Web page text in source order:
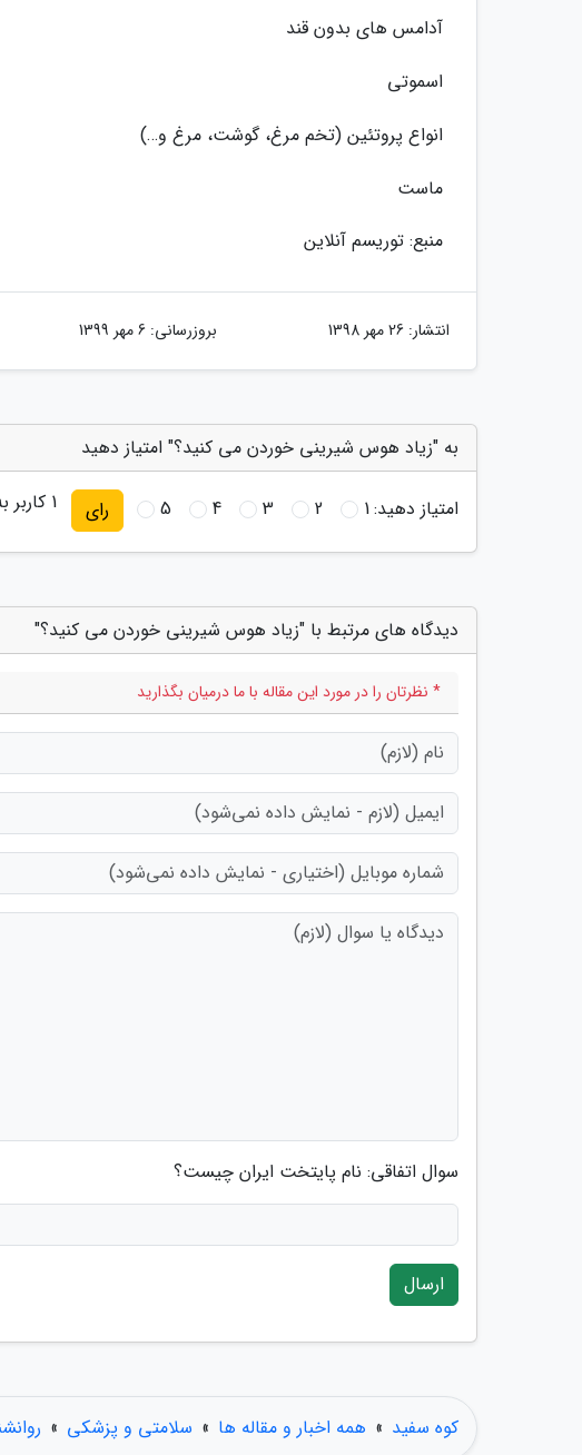
آدامس های بدون قند
اسموتی
انواع پروتئین (تخم مرغ، گوشت، مرغ و…)
ماست
منبع: توریسم آنلاین
انتشار: 26 مهر 1398 بروزرسانی: 6 مهر 1399
به "زیاد هوس شیرینی خوردن می کنید؟" امتیاز دهید
1 کاربر امتیاز دهید:1
2
3
4
5 رای
دیدگاه های مرتبط با "زیاد هوس شیرینی خوردن می کنید؟"
* نظرتان را در مورد این مقاله با ما درمیان بگذارید
سوال اتفاقی: نام پایتخت ایران چیست؟
ارسال
کوه سفید » همه اخبار و مقاله ها » سلامتی و پزشکی »